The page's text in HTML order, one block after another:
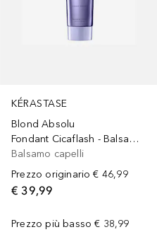
KÉRASTASE
Blond Absolu
Fondant Cicaflash - Balsamo Riparatore e Anti-Rottura Per Capelli Biondi e Decolorati
Balsamo capelli
Prezzo originario € 46,99
€ 39,99
Prezzo più basso € 38,99